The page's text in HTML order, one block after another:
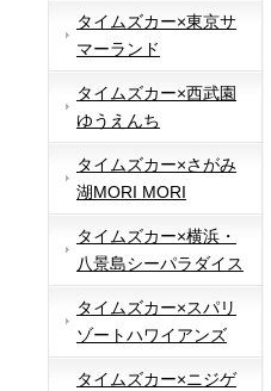
タイムズカー×東京サ
マーランド
タイムズカー×西武園
ゆうえんち
タイムズカー×さがみ
湖MORI MORI
タイムズカー×横浜・
八景島シーパラダイス
タイムズカー×スパリ
ゾートハワイアンズ
タイムズカー×ニジゲ